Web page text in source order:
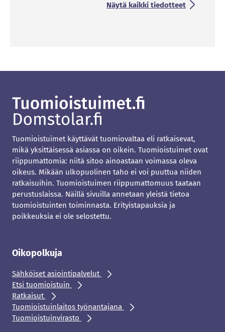
Näytä kaikki tiedotteet
Tuomioistuimet käyttävät tuomiovaltaa eli ratkaisevat,
mikä yksittäisessä asiassa on oikein. Tuomioistuimet ovat
riippumattomia: niitä sitoo ainoastaan voimassa oleva
oikeus. Mikään ulkopuolinen taho ei voi puuttua niiden
ratkaisuihin. Tuomioistuimen riippumattomuus taataan
perustuslaissa. Näillä sivuilla annetaan yleistä tietoa
tuomioistuinten toiminnasta. Erityistapauksia ja
poikkeuksia ei ole selostettu.
Oikopolkuja
Sähköiset asiointipalvelut
Etsi tuomioistuin
Ratkaisut
Tuomioistuinlaitos työnantajana
Tuomioistuinvirasto